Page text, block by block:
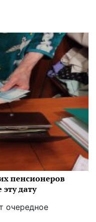
пенсионеров
дату
очередное